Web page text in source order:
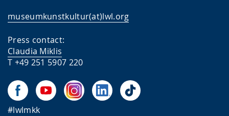
museumkunstkultur(at)lwl.org
Press contact:
Claudia Miklis
T +49 251 5907 220
#lwlmkk